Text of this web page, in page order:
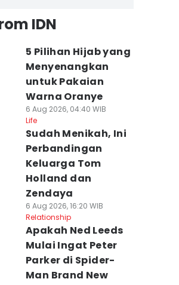
IDN
5 Pilihan Hijab yang
Menyenangkan
untuk Pakaian
Warna Oranye
6 Aug 2026, 04:40 WIB
Life
Sudah Menikah, Ini
Perbandingan
Keluarga Tom
Holland dan
Zendaya
6 Aug 2026, 16:20 WIB
Relationship
Apakah Ned Leeds
Mulai Ingat Peter
Parker di Spider-
Man Brand New